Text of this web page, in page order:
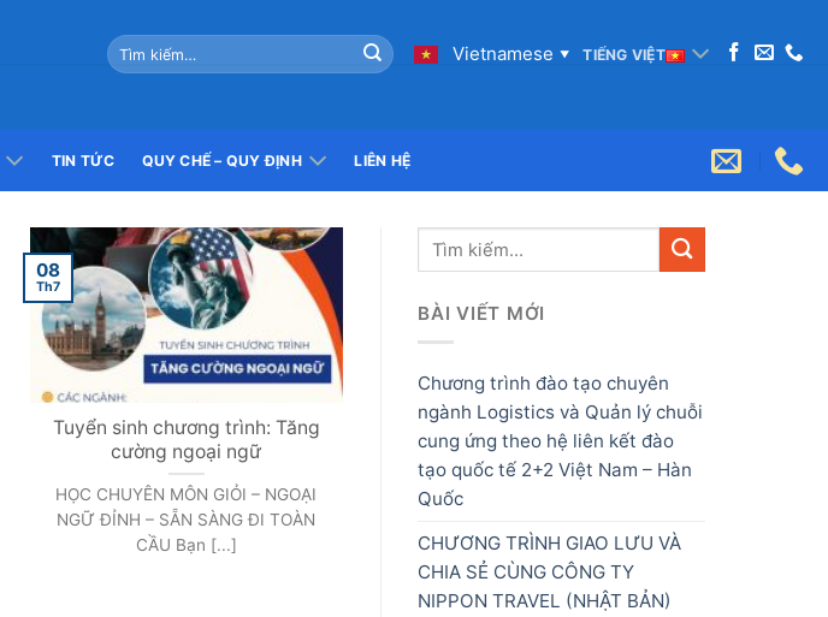
Vietnamese ▼ TIẾNG VIỆT
TIN TỨC QUY CHẾ – QUY ĐỊNH LIÊN HỆ
Tuyển sinh chương trình: Tăng
cường ngoại ngữ
HỌC CHUYÊN MÔN GIỎI – NGOẠI
NGỮ ĐỈNH – SẴN SÀNG ĐI TOÀN
CẦU Bạn [...]
08
Th7
BÀI VIẾT MỚI
Chương trình đào tạo chuyên
ngành Logistics và Quản lý chuỗi
cung ứng theo hệ liên kết đào
tạo quốc tế 2+2 Việt Nam – Hàn
Quốc
CHƯƠNG TRÌNH GIAO LƯU VÀ
CHIA SẺ CÙNG CÔNG TY
NIPPON TRAVEL (NHẬT BẢN)